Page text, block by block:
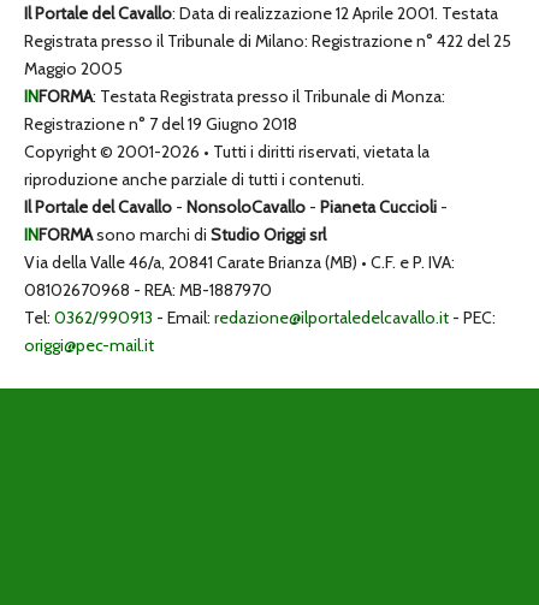
Il Portale del Cavallo: Data di realizzazione 12 Aprile 2001. Testata
Registrata presso il Tribunale di Milano: Registrazione n° 422 del 25
Maggio 2005
INFORMA: Testata Registrata presso il Tribunale di Monza:
Registrazione n° 7 del 19 Giugno 2018
Copyright © 2001-2026 • Tutti i diritti riservati, vietata la
riproduzione anche parziale di tutti i contenuti.
Il Portale del Cavallo - NonsoloCavallo - Pianeta Cuccioli -
INFORMAsono marchi di Studio Origgi srl
Via della Valle 46/a, 20841 Carate Brianza (MB) • C.F. e P. IVA:
08102670968 - REA: MB-1887970
Tel: 0362/990913 - Email: redazione@ilportaledelcavallo.it - PEC:
origgi@pec-mail.it